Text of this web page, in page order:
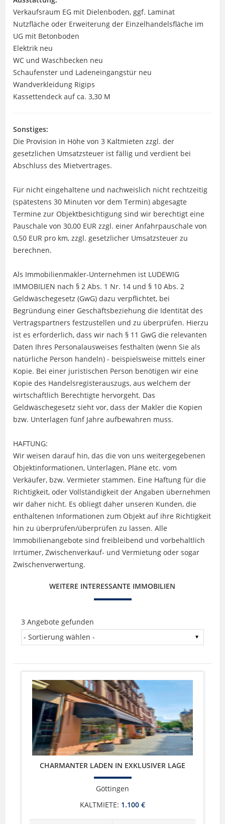
Verkaufsraum EG mit Dielenboden, ggf. Laminat
Nutzfläche oder Erweiterung der Einzelhandelsfläche im
UG mit Betonboden
Elektrik neu
WC und Waschbecken neu
Schaufenster und Ladeneingangstür neu
Wandverkleidung Rigips
Kassettendeck auf ca. 3,30 M
Sonstiges:
Die Provision in Höhe von 3 Kaltmieten zzgl. der
gesetzlichen Umsatzsteuer ist fällig und verdient bei
Abschluss des Mietvertrages.
Für nicht eingehaltene und nachweislich nicht rechtzeitig
(spätestens 30 Minuten vor dem Termin) abgesagte
Termine zur Objektbesichtigung sind wir berechtigt eine
Pauschale von 30,00 EUR zzgl. einer Anfahrpauschale von
0,50 EUR pro km, zzgl. gesetzlicher Umsatzsteuer zu
berechnen.
Als Immobilienmakler-Unternehmen ist LUDEWIG
IMMOBILIEN nach § 2 Abs. 1 Nr. 14 und § 10 Abs. 2
Geldwäschegesetz (GwG) dazu verpflichtet, bei
Begründung einer Geschäftsbeziehung die Identität des
Vertragspartners festzustellen und zu überprüfen. Hierzu
ist es erforderlich, dass wir nach § 11 GwG die relevanten
Daten Ihres Personalausweises festhalten (wenn Sie als
natürliche Person handeln) - beispielsweise mittels einer
Kopie. Bei einer juristischen Person benötigen wir eine
Kopie des Handelsregisterauszugs, aus welchem der
wirtschaftlich Berechtigte hervorgeht. Das
Geldwäschegesetz sieht vor, dass der Makler die Kopien
bzw. Unterlagen fünf Jahre aufbewahren muss.
HAFTUNG:
Wir weisen darauf hin, das die von uns weitergegebenen
Objektinformationen, Unterlagen, Pläne etc. vom
Verkäufer, bzw. Vermieter stammen. Eine Haftung für die
Richtigkeit, oder Vollständigkeit der Angaben übernehmen
wir daher nicht. Es obliegt daher unseren Kunden, die
enthaltenen Informationen zum Objekt auf ihre Richtigkeit
hin zu überprüfen/überprüfen zu lassen. Alle
Immobilienangebote sind freibleibend und vorbehaltlich
Irrtümer, Zwischenverkauf- und Vermietung oder sogar
Zwischenverwertung.
WEITERE INTERESSANTE IMMOBILIEN
3 Angebote gefunden
CHARMANTER LADEN IN EXKLUSIVER LAGE
Göttingen
KALTMIETE: 1.100 €